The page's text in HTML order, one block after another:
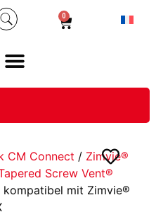
0
CM Connect / Zimvie®
Screw Vent®
mit Zimvie®